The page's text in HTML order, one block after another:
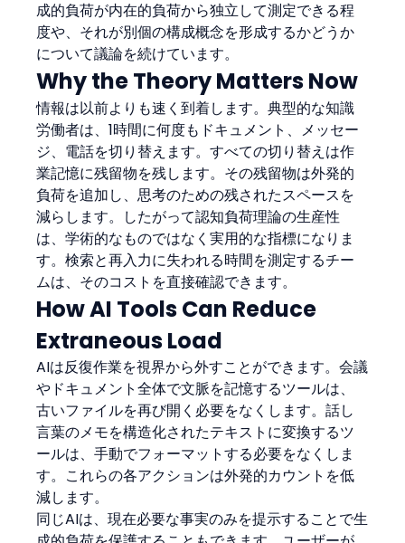
成的負荷が内在的負荷から独立して測定できる程
度や、それが別個の構成概念を形成するかどうか
について議論を続けています。
Why the Theory Matters Now
情報は以前よりも速く到着します。典型的な知識
労働者は、1時間に何度もドキュメント、メッセー
ジ、電話を切り替えます。すべての切り替えは作
業記憶に残留物を残します。その残留物は外発的
負荷を追加し、思考のための残されたスペースを
減らします。したがって認知負荷理論の生産性
は、学術的なものではなく実用的な指標になりま
す。検索と再入力に失われる時間を測定するチー
ムは、そのコストを直接確認できます。
How AI Tools Can Reduce
Extraneous Load
AIは反復作業を視界から外すことができます。会議
やドキュメント全体で文脈を記憶するツールは、
古いファイルを再び開く必要をなくします。話し
言葉のメモを構造化されたテキストに変換するツ
ールは、手動でフォーマットする必要をなくしま
す。これらの各アクションは外発的カウントを低
減します。
同じAIは、現在必要な事実のみを提示することで生